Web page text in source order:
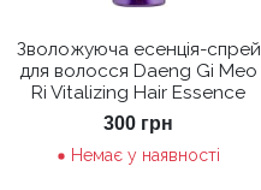
Зволожуюча есенція-спрей
для волосся Daeng Gi Meo
Ri Vitalizing Hair Essence
300 грн
Немає у наявності